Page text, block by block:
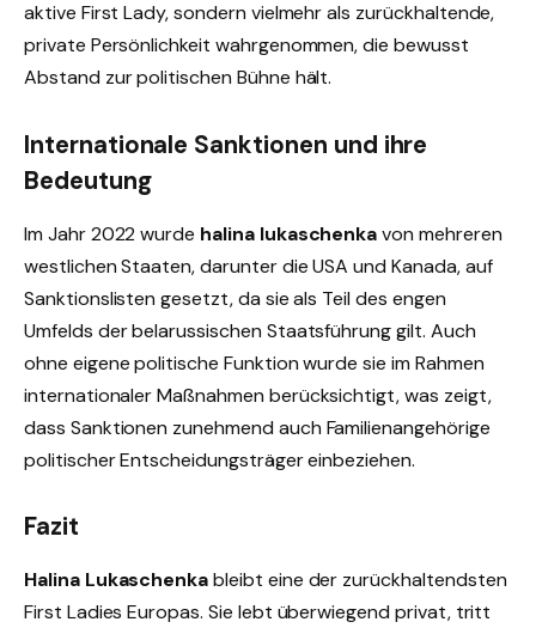
aktive First Lady, sondern vielmehr als zurückhaltende,
private Persönlichkeit wahrgenommen, die bewusst
Abstand zur politischen Bühne hält.
Internationale Sanktionen und ihre
Bedeutung
Im Jahr 2022 wurde halina lukaschenkavon mehreren
westlichen Staaten, darunter die USA und Kanada, auf
Sanktionslisten gesetzt, da sie als Teil des engen
Umfelds der belarussischen Staatsführung gilt. Auch
ohne eigene politische Funktion wurde sie im Rahmen
internationaler Maßnahmen berücksichtigt, was zeigt,
dass Sanktionen zunehmend auch Familienangehörige
politischer Entscheidungsträger einbeziehen.
Fazit
Halina Lukaschenkableibt eine der zurückhaltendsten
First Ladies Europas. Sie lebt überwiegend privat, tritt